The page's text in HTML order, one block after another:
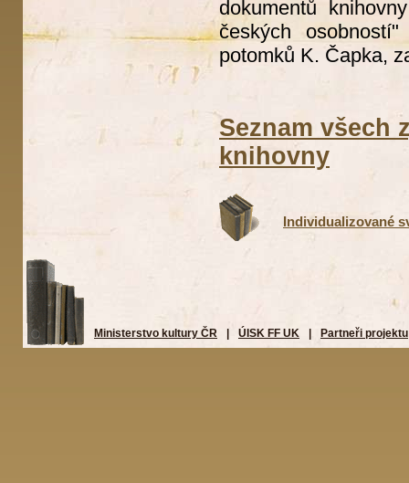
dokumentů
českých
potomků K. Čapka,
Seznam všech
knihovny
Individualizované
Ministerstvo kultury ČR ÚISK FF UK Partneři projektu